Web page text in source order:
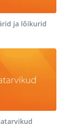
ja lõikurid